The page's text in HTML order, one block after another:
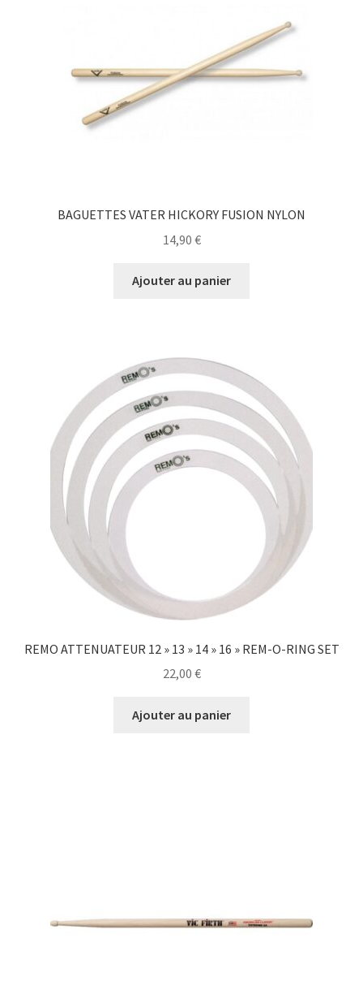
BAGUETTES VATER HICKORY FUSION NYLON
14,90 €
Ajouter au panier
REMO ATTENUATEUR 12 » 13 » 14 » 16 » REM-O-RING SET
22,00 €
Ajouter au panier